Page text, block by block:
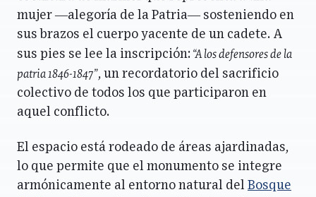
mujer —alegoría de la Patria— sosteniendo en
sus brazos el cuerpo yacente de un cadete. A
sus pies se lee la inscripción: “A los defensores de la
patria 1846-1847”, un recordatorio del sacrificio
colectivo de todos los que participaron en
aquel conflicto.
El espacio está rodeado de áreas ajardinadas,
lo que permite que el monumento se integre
armónicamente al entorno natural del Bosque